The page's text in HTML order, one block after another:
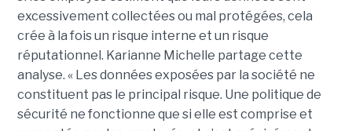
excessivement collectées ou mal protégées, cela
crée à la fois un risque interne et un risque
réputationnel. Karianne Michelle partage cette
analyse. « Les données exposées par la société ne
constituent pas le principal risque. Une politique de
sécurité ne fonctionne que si elle est comprise et